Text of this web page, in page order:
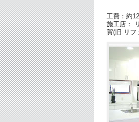
工費：約
施工店：
賀(旧:リフ